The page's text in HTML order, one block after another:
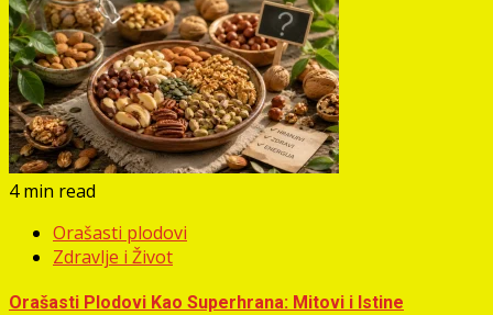
4 min read
Orašasti plodovi
Zdravlje i Život
Orašasti Plodovi Kao Superhrana: Mitovi i Istine